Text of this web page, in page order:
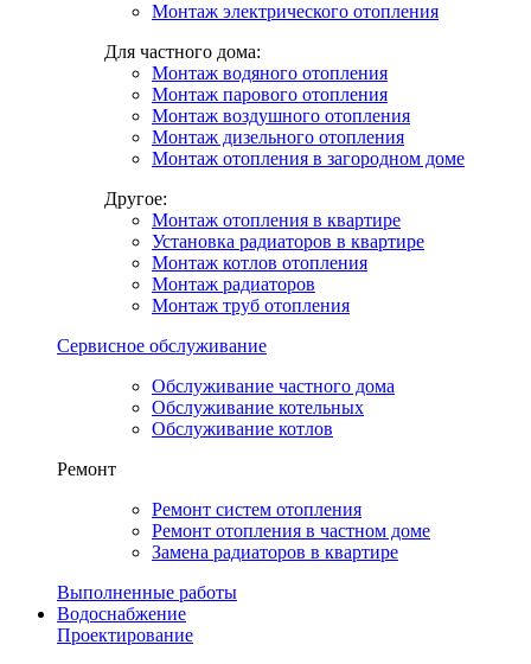
Монтаж электрического отопления
Для частного дома:
Монтаж водяного отопления
Монтаж парового отопления
Монтаж воздушного отопления
Монтаж дизельного отопления
Монтаж отопления в загородном доме
Другое:
Монтаж отопления в квартире
Установка радиаторов в квартире
Монтаж котлов отопления
Монтаж радиаторов
Монтаж труб отопления
Сервисное обслуживание
Обслуживание частного дома
Обслуживание котельных
Обслуживание котлов
Ремонт
Ремонт систем отопления
Ремонт отопления в частном доме
Замена радиаторов в квартире
Выполненные работы
Водоснабжение
Проектирование